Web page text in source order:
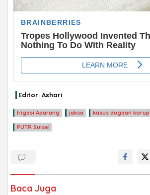
ADVERTISEMENT
Editor: Ashari
Irigasi Aparang jaksa kasus dugaan
PUTR Sulsel
Baca Juga